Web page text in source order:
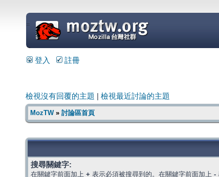
=
登入 註冊
檢視沒有回覆的主題 檢視最近討論的主題
MozTW» 討論區首頁
搜尋關鍵字:
在關鍵字前面加上 + 表示必須被搜尋到的。在關鍵字前面加上 -